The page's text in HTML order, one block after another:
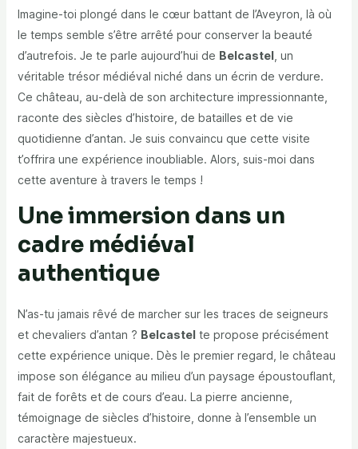
Imagine-toi plongé dans le cœur battant de l’Aveyron, là où
le temps semble s’être arrêté pour conserver la beauté
d’autrefois. Je te parle aujourd’hui de Belcastel, un
véritable trésor médiéval niché dans un écrin de verdure.
Ce château, au-delà de son architecture impressionnante,
raconte des siècles d’histoire, de batailles et de vie
quotidienne d’antan. Je suis convaincu que cette visite
t’offrira une expérience inoubliable. Alors, suis-moi dans
cette aventure à travers le temps !
Une immersion dans un
cadre médiéval
authentique
N’as-tu jamais rêvé de marcher sur les traces de seigneurs
et chevaliers d’antan ? Belcastelte propose précisément
cette expérience unique. Dès le premier regard, le château
impose son élégance au milieu d’un paysage époustouflant,
fait de forêts et de cours d’eau. La pierre ancienne,
témoignage de siècles d’histoire, donne à l’ensemble un
caractère majestueux.